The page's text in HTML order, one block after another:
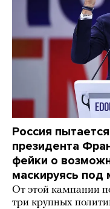
Россия
президента
фейки о
маскируясь под
От этой кампании
три крупных